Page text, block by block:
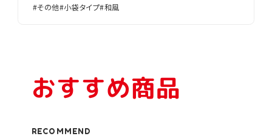
#その他#小袋タイプ#和風
おすすめ商品
RECOMMEND